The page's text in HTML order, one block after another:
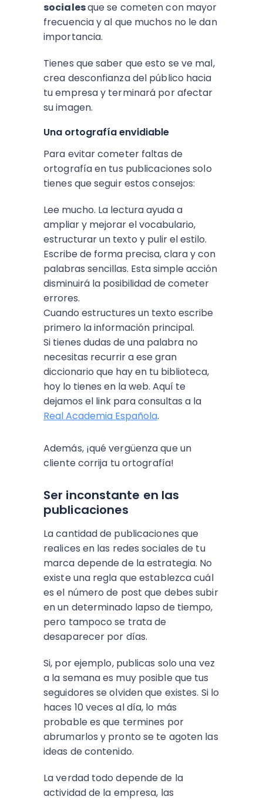
socialesque se cometen con mayor
frecuencia y al que muchos no le dan
importancia.
Tienes que saber que esto se ve mal,
crea desconfianza del público hacia
tu empresa y terminará por afectar
su imagen.
Una ortografía envidiable
Para evitar cometer faltas de
ortografía en tus publicaciones solo
tienes que seguir estos consejos:
Lee mucho. La lectura ayuda a
ampliar y mejorar el vocabulario,
estructurar un texto y pulir el estilo.
Escribe de forma precisa, clara y con
palabras sencillas. Esta simple acción
disminuirá la posibilidad de cometer
errores.
Cuando estructures un texto escribe
primero la información principal.
Si tienes dudas de una palabra no
necesitas recurrir a ese gran
diccionario que hay en tu biblioteca,
hoy lo tienes en la web. Aquí te
dejamos el link para consultas a la
Real Academia Española.
Además, ¡qué vergüenza que un
cliente corrija tu ortografía!
Ser inconstante en las
publicaciones
La cantidad de publicaciones que
realices en las redes sociales de tu
marca depende de la estrategia. No
existe una regla que establezca cuál
es el número de post que debes subir
en un determinado lapso de tiempo,
pero tampoco se trata de
desaparecer por días.
Si, por ejemplo, publicas solo una vez
a la semana es muy posible que tus
seguidores se olviden que existes. Si lo
haces 10 veces al día, lo más
probable es que termines por
abrumarlos y pronto se te agoten las
ideas de contenido.
La verdad todo depende de la
actividad de la empresa, las